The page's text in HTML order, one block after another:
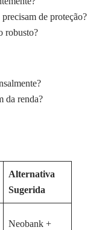
de proteção?
robusto?
da renda?
Alternativa
Sugerida
Neobank +